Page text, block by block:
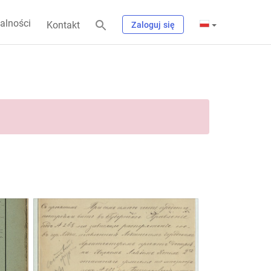
Kontakt Zaloguj się